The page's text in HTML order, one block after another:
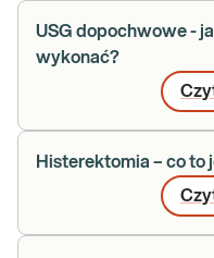
USG dopochwowe -
wykonać?
Histerektomia – co to